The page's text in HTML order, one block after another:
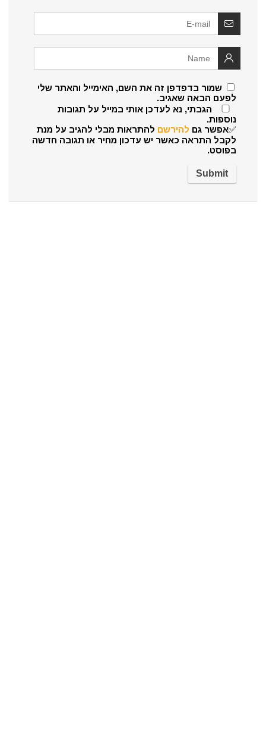
שמור בדפדפן זה את השם, האימייל והאתר שלי
לפעם הבאה שאגיב.
הגבתי, נא לעדכן אותי במייל על תגובות
נוספות.
✅אפשר גם להירשם להתראות מבלי להגיב על מנת
לקבל התראה כאשר יש עדכון מחיר או תגובה חדשה
בפוסט.